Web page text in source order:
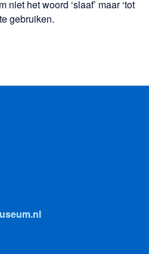
het woord ‘slaaf’ maar ‘tot
gebruiken.